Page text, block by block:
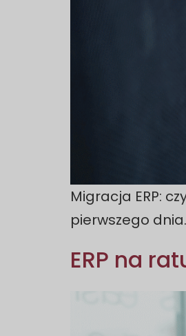
Migracja ERP:
pierwszego dnia.
ERP na